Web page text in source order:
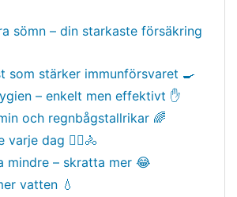
sömn – din starkaste försäkring
som stärker immunförsvaret 🍳
– enkelt men effektivt ✋
och regnbågstallrikar 🌈
varje dag 🚶‍♂️🚴
mindre – skratta mer 😂
vatten 💧